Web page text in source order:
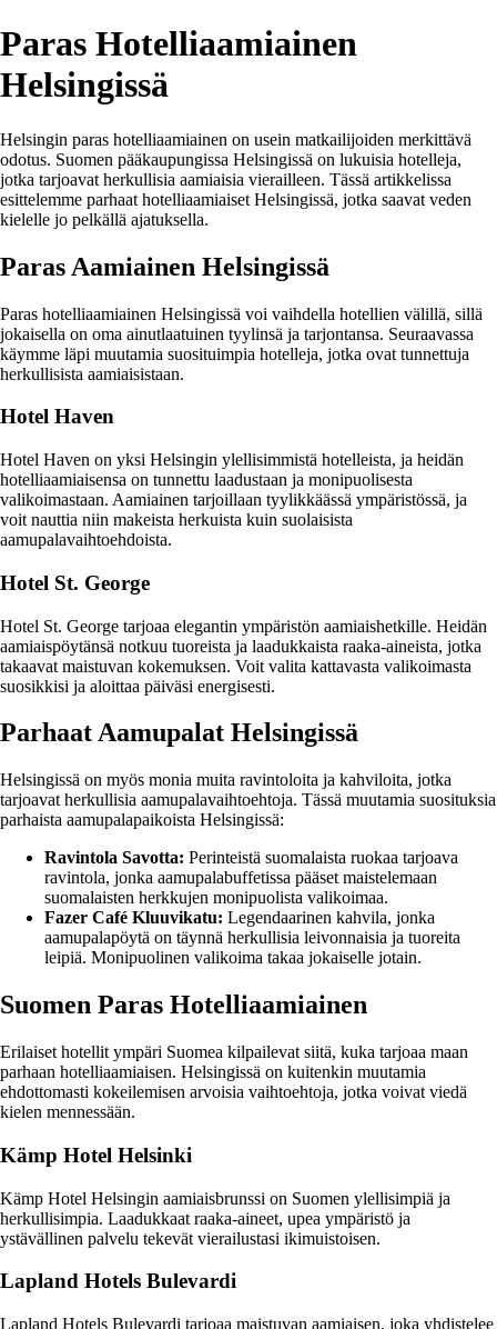
Paras Hotelliaamiainen
Helsingissä
Helsingin paras hotelliaamiainen on usein matkailijoiden merkittävä
odotus. Suomen pääkaupungissa Helsingissä on lukuisia hotelleja,
jotka tarjoavat herkullisia aamiaisia vierailleen. Tässä artikkelissa
esittelemme parhaat hotelliaamiaiset Helsingissä, jotka saavat veden
kielelle jo pelkällä ajatuksella.
Paras Aamiainen Helsingissä
Paras hotelliaamiainen Helsingissä voi vaihdella hotellien välillä, sillä
jokaisella on oma ainutlaatuinen tyylinsä ja tarjontansa. Seuraavassa
käymme läpi muutamia suosituimpia hotelleja, jotka ovat tunnettuja
herkullisista aamiaisistaan.
Hotel Haven
Hotel Haven on yksi Helsingin ylellisimmistä hotelleista, ja heidän
hotelliaamiaisensa on tunnettu laadustaan ja monipuolisesta
valikoimastaan. Aamiainen tarjoillaan tyylikkäässä ympäristössä, ja
voit nauttia niin makeista herkuista kuin suolaisista
aamupalavaihtoehdoista.
Hotel St. George
Hotel St. George tarjoaa elegantin ympäristön aamiaishetkille. Heidän
aamiaispöytänsä notkuu tuoreista ja laadukkaista raaka-aineista, jotka
takaavat maistuvan kokemuksen. Voit valita kattavasta valikoimasta
suosikkisi ja aloittaa päiväsi energisesti.
Parhaat Aamupalat Helsingissä
Helsingissä on myös monia muita ravintoloita ja kahviloita, jotka
tarjoavat herkullisia aamupalavaihtoehtoja. Tässä muutamia suosituksia
parhaista aamupalapaikoista Helsingissä:
Ravintola Savotta: Perinteistä suomalaista ruokaa tarjoava
ravintola, jonka aamupalabuffetissa pääset maistelemaan
suomalaisten herkkujen monipuolista valikoimaa.
Fazer Café Kluuvikatu: Legendaarinen kahvila, jonka
aamupalapöytä on täynnä herkullisia leivonnaisia ja tuoreita
leipiä. Monipuolinen valikoima takaa jokaiselle jotain.
Suomen Paras Hotelliaamiainen
Erilaiset hotellit ympäri Suomea kilpailevat siitä, kuka tarjoaa maan
parhaan hotelliaamiaisen. Helsingissä on kuitenkin muutamia
ehdottomasti kokeilemisen arvoisia vaihtoehtoja, jotka voivat viedä
kielen mennessään.
Kämp Hotel Helsinki
Kämp Hotel Helsingin aamiaisbrunssi on Suomen ylellisimpiä ja
herkullisimpia. Laadukkaat raaka-aineet, upea ympäristö ja
ystävällinen palvelu tekevät vierailustasi ikimuistoisen.
Lapland Hotels Bulevardi
Lapland Hotels Bulevardi tarjoaa maistuvan aamiaisen, joka yhdistelee